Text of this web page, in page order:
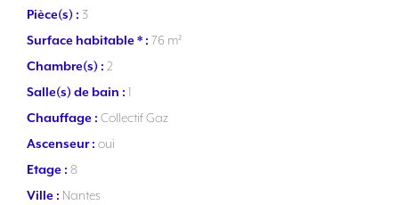
Pièce(s) : 3
Surface habitable * : 76 m²
Chambre(s) : 2
Salle(s) de bain : 1
Chauffage : Collectif Gaz
Ascenseur : oui
Etage : 8
Ville : Nantes